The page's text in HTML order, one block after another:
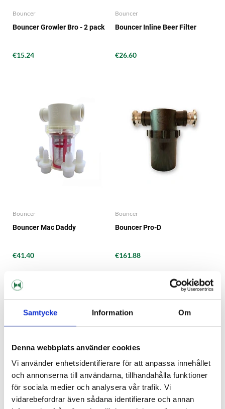
Samtycke Information Om
Denna webbplats använder cookies
Vi använder enhetsidentifierare för att anpassa innehållet
och annonserna till användarna, tillhandahålla funktioner
för sociala medier och analysera vår trafik. Vi
vidarebefordrar även sådana identifierare och annan
Bouncer
Bouncer Growler Bro - 2 pack
€15.24
Bouncer
Bouncer Inline Beer Filter
€26.60
Bouncer
Bouncer Mac Daddy
€41.40
Bouncer
Bouncer Pro-D
€161.88